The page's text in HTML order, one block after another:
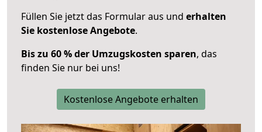
Füllen Sie jetzt das Formular aus und erhalten
Sie kostenlose Angebote.
Bis zu 60 % der Umzugskosten sparen, das
finden Sie nur bei uns!
Kostenlose Angebote erhalten